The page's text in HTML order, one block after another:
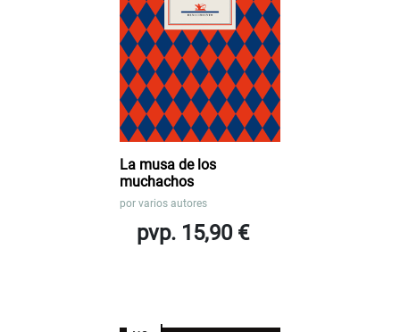
La musa de los
muchachos
por varios autores
pvp. 15,90 €